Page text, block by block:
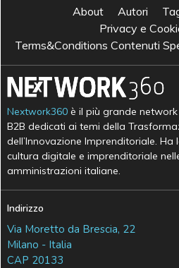
About Autori
Privacy e
Terms&Conditions Contenuti
Nextwork360 è il più grande
B2B dedicati ai temi della
dell’Innovazione Imprenditoriale.
cultura digitale e imprenditoriale
amministrazioni italiane.
Indirizzo
Via Moretto da Brescia, 22
Milano - Italia
CAP 20133